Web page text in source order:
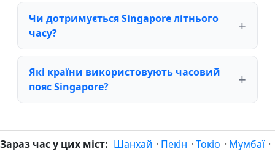
Чи дотримується Singapore літнього
часу?
Які країни використовують часовий
пояс Singapore?
Зараз час у цих міст: Шанхай · Пекін · Токіо · Мумбаї ·